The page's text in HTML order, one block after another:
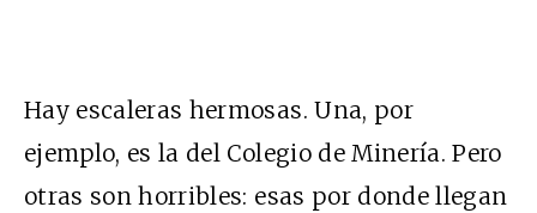
Hay escaleras hermosas. Una, por
ejemplo, es la del Colegio de Minería. Pero
otras son horribles: esas por donde llegan